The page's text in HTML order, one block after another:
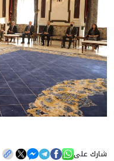
شارك على